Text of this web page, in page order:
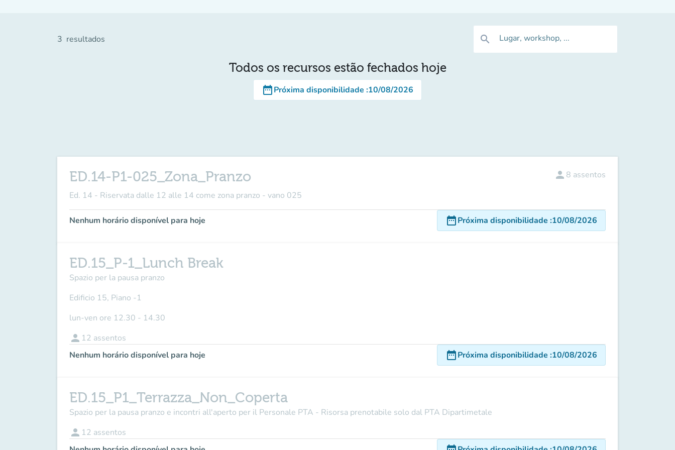
3 resultados search Lugar, workshop, ...
Todos os recursos estão fechados hoje
date_rangePróxima disponibilidade :10/08/2026
ED.14-P1-025_Zona_Pranzo
Ed. 14 - Riservata dalle 12 alle 14 come zona pranzo - vano 025
person 8 assentos
Nenhum horário disponível para hoje date_rangePróxima disponibilidade :10/08/2026
ED.15_P-1_Lunch Break
Spazio per la pausa pranzo
Edificio 15, Piano -1
lun-ven ore 12.30 - 14.30
person 12 assentos
Nenhum horário disponível para hoje
date_rangePróxima disponibilidade :10/08/2026
ED.15_P1_Terrazza_Non_Coperta
Spazio per la pausa pranzo e incontri all'aperto per il Personale PTA - Risorsa prenotabile solo dal PTA Dipartimetale
person 12 assentos